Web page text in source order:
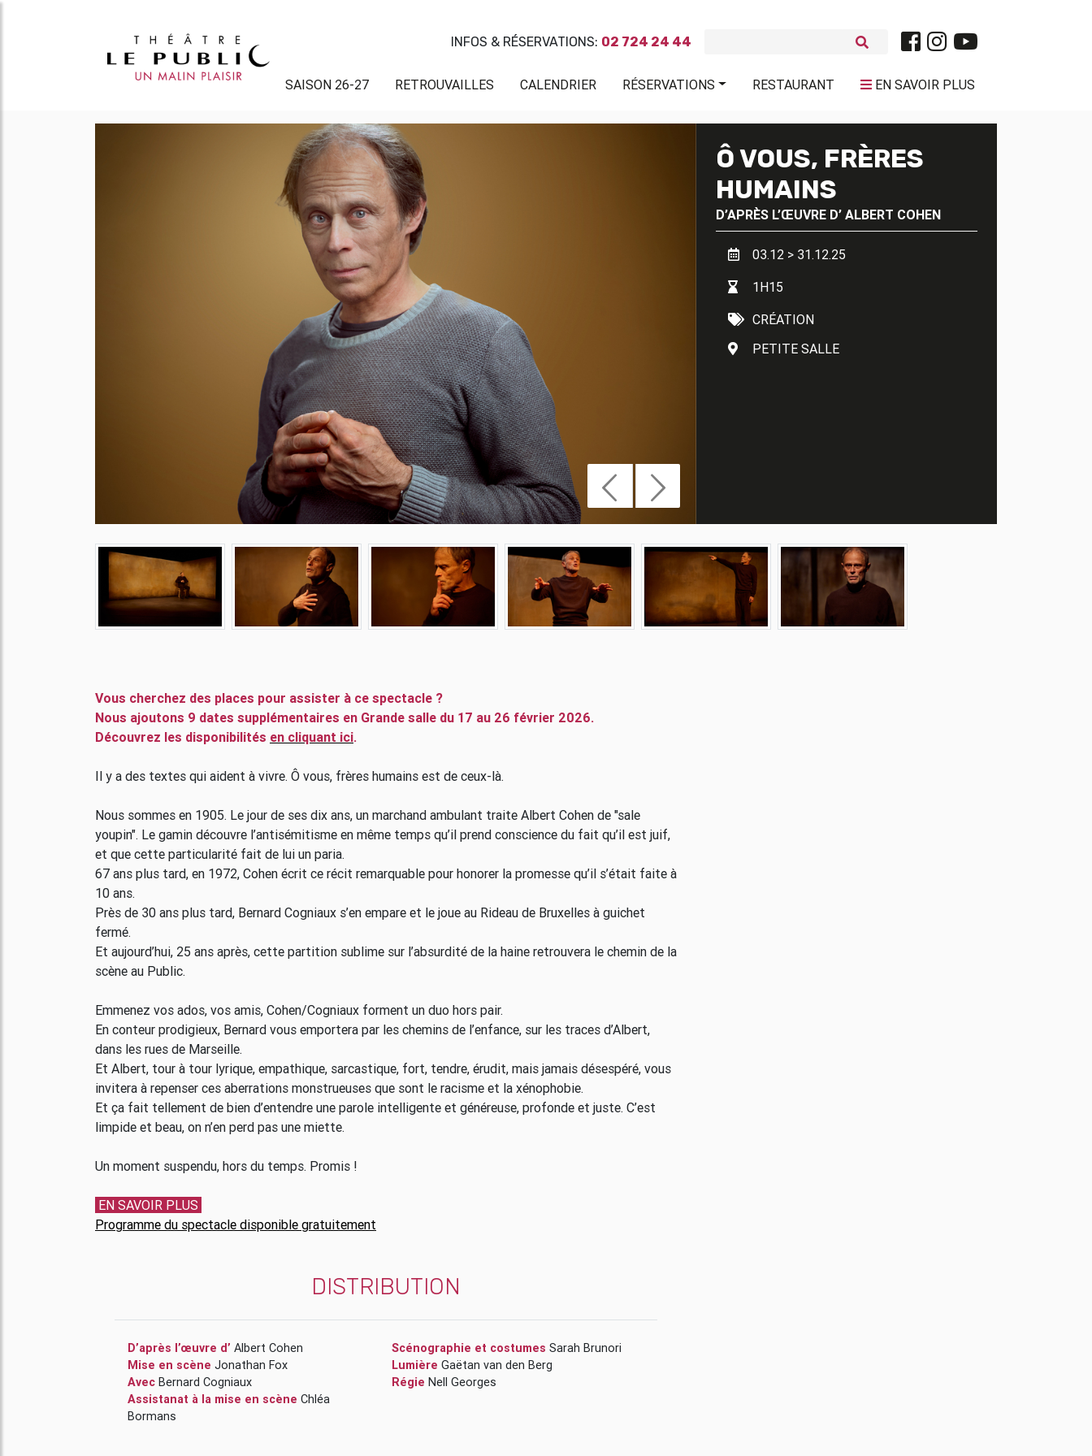
INFOS & RÉSERVATIONS: 02 724 24 44
SAISON 26-27 RETROUVAILLES CALENDRIER RÉSERVATIONS RESTAURANT EN SAVOIR PLUS
Ô VOUS, FRÈRES
HUMAINS
D’APRÈS L’ŒUVRE D’ ALBERT COHEN
03.12 > 31.12.25
1H15
CRÉATION
PETITE SALLE
Vous cherchez des places pour assister à ce spectacle ?
Nous ajoutons 9 dates supplémentaires en Grande salle du 17 au 26 février 2026.
Découvrez les disponibilités en cliquant ici.
Il y a des textes qui aident à vivre. Ô vous, frères humains est de ceux-là.
Nous sommes en 1905. Le jour de ses dix ans, un marchand ambulant traite Albert Cohen de "sale
youpin". Le gamin découvre l’antisémitisme en même temps qu’il prend conscience du fait qu’il est juif,
et que cette particularité fait de lui un paria.
67 ans plus tard, en 1972, Cohen écrit ce récit remarquable pour honorer la promesse qu’il s’était faite à
10 ans.
Près de 30 ans plus tard, Bernard Cogniaux s’en empare et le joue au Rideau de Bruxelles à guichet
fermé.
Et aujourd’hui, 25 ans après, cette partition sublime sur l’absurdité de la haine retrouvera le chemin de la
scène au Public.
Emmenez vos ados, vos amis, Cohen/Cogniaux forment un duo hors pair.
En conteur prodigieux, Bernard vous emportera par les chemins de l’enfance, sur les traces d’Albert,
dans les rues de Marseille.
Et Albert, tour à tour lyrique, empathique, sarcastique, fort, tendre, érudit, mais jamais désespéré, vous
invitera à repenser ces aberrations monstrueuses que sont le racisme et la xénophobie.
Et ça fait tellement de bien d’entendre une parole intelligente et généreuse, profonde et juste. C’est
limpide et beau, on n’en perd pas une miette.
Un moment suspendu, hors du temps. Promis !
EN SAVOIR PLUS
Programme du spectacle disponible gratuitement
DISTRIBUTION
D’après l’œuvre d’ Albert Cohen
Mise en scène Jonathan Fox
Avec
Bernard Cogniaux
Assistanat à la mise en scène Chléa
Bormans
Scénographie et costumes Sarah Brunori
Lumière Gaëtan van den Berg
Régie Nell Georges